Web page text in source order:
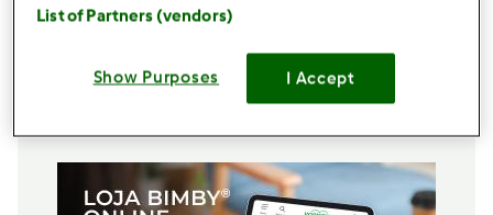
1colher de chásal
ovos
Adicionar à lista de compras
List of Partners (vendors)
Show Purposes I Accept